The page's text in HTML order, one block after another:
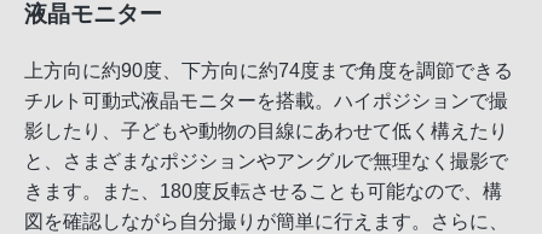
液晶モニター
上方向に約90度、下方向に約74度まで角度を調節できる
チルト可動式液晶モニターを搭載。ハイポジションで撮
影したり、子どもや動物の目線にあわせて低く構えたり
と、さまざまなポジションやアングルで無理なく撮影で
きます。また、180度反転させることも可能なので、構
図を確認しながら自分撮りが簡単に行えます。さらに、